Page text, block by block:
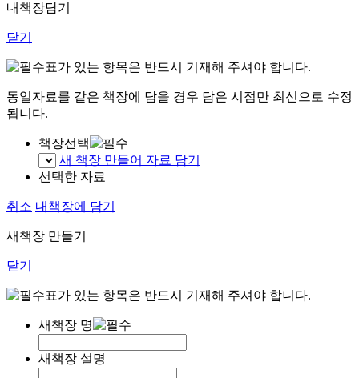
내책장담기
닫기
표가 있는 항목은 반드시 기재해 주셔야 합니다.
동일자료를 같은 책장에 담을 경우 담은 시점만 최신으로 수정
됩니다.
책장선택
새 책장 만들어 자료 담기
선택한 자료
취소 내책장에 담기
새책장 만들기
닫기
표가 있는 항목은 반드시 기재해 주셔야 합니다.
새책장 명
새책장 설명